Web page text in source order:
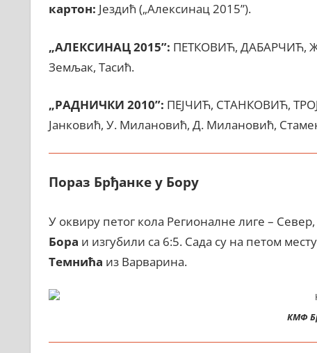
картон: Јездић („Алексинац 2015”).
„АЛЕКСИНАЦ 2015”: ПЕТКОВИЋ, ДАБАРЧИЋ,
Земљак, Тасић.
„РАДНИЧКИ 2010”: ПЕЈЧИЋ, СТАНКОВИЋ,
Јанковић, У. Милановић, Д. Милановић,
Пораз Брђанке у Бору
У оквиру петог кола Регионалне лиге –
Бора и изгубили са 6:5. Сада су на петом
Темнића из Варварина.
КМФ